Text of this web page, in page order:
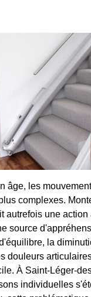
âge, les
complexes.
autrefois une
source
la
douleurs
À Saint-Léger-
individuelles